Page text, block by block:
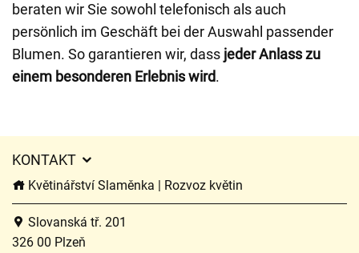
beraten wir Sie sowohl telefonisch als auch
persönlich im Geschäft bei der Auswahl passender
Blumen. So garantieren wir, dass jeder Anlass zu
einem besonderen Erlebnis wird.
KONTAKT
Květinářství Slaměnka | Rozvoz květin
Slovanská tř. 201
326 00 Plzeň